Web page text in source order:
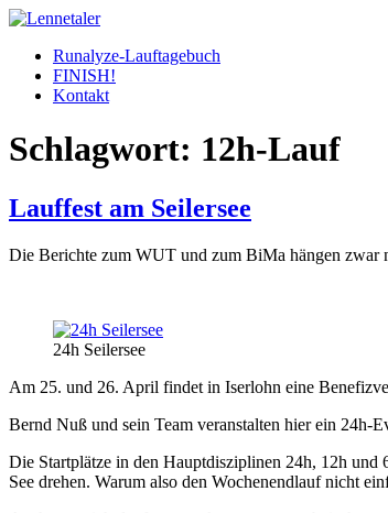
Skip
contentRunalyze-Lauftagebuch
FINISH!
Kontakt
Schlagwort: 12h-Lauf
Lauffest am Seilersee
Die Berichte zum WUT und zum BiMa hängen zwar
24h Seilersee
Am 25. und 26. April findet in Iserlohn eine
Bernd Nuß und sein Team veranstalten hier ein 24h-
Die Startplätze in den Hauptdisziplinen 24h, 12h und
See drehen. Warum also den Wochenendlauf nicht